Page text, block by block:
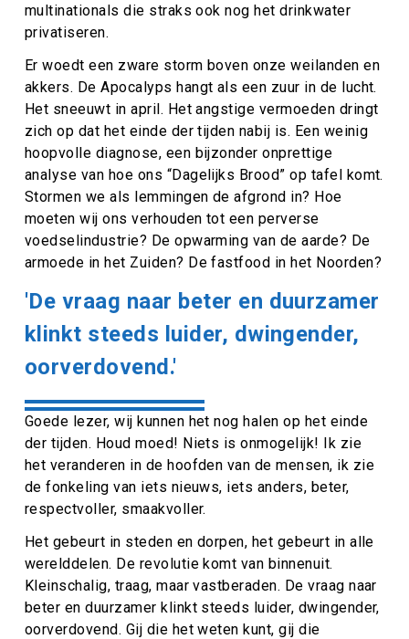
multinationals die straks ook nog het drinkwater
privatiseren.
Er woedt een zware storm boven onze weilanden en
akkers. De Apocalyps hangt als een zuur in de lucht.
Het sneeuwt in april. Het angstige vermoeden dringt
zich op dat het einde der tijden nabij is. Een weinig
hoopvolle diagnose, een bijzonder onprettige
analyse van hoe ons “Dagelijks Brood” op tafel komt.
Stormen we als lemmingen de afgrond in? Hoe
moeten wij ons verhouden tot een perverse
voedselindustrie? De opwarming van de aarde? De
armoede in het Zuiden? De fastfood in het Noorden?
'De vraag naar beter en duurzamer
klinkt steeds luider, dwingender,
oorverdovend.'
Goede lezer, wij kunnen het nog halen op het einde
der tijden. Houd moed! Niets is onmogelijk! Ik zie
het veranderen in de hoofden van de mensen, ik zie
de fonkeling van iets nieuws, iets anders, beter,
respectvoller, smaakvoller.
Het gebeurt in steden en dorpen, het gebeurt in alle
werelddelen. De revolutie komt van binnenuit.
Kleinschalig, traag, maar vastberaden. De vraag naar
beter en duurzamer klinkt steeds luider, dwingender,
oorverdovend. Gij die het weten kunt, gij die